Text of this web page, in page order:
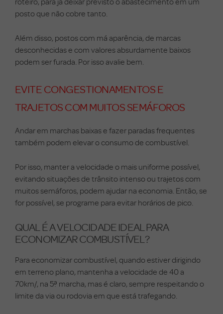
posto que não cobre tanto.
Além disso, postos com má aparência, de marcas
desconhecidas e com valores absurdamente baixos
podem ser furada. Por isso avalie bem.
EVITE CONGESTIONAMENTOS E
TRAJETOS COM MUITOS SEMÁFOROS
Andar em marchas baixas e fazer paradas frequentes
também podem elevar o consumo de combustível.
Por isso, manter a velocidade o mais uniforme possível,
evitando situações de trânsito intenso ou trajetos com
muitos semáforos, podem ajudar na economia. Então, se
for possível, se programe para evitar horários de pico.
QUAL É A VELOCIDADE IDEAL PARA
ECONOMIZAR COMBUSTÍVEL?
Para economizar combustível, quando estiver dirigindo
em terreno plano, mantenha a velocidade de 40 a
70km/, na 5ª marcha, mas é claro, sempre respeitando o
limite da via ou rodovia em que está trafegando.